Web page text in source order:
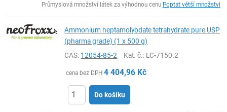
Průmyslová množství látek za výhodnou cenu Poptat větší množství
Ammonium heptamolybdate tetrahydrate pure USP
(pharma grade) (1 x 500 g)
CAS: 12054-85-2 Kat. č.: LC-7150.2
cena bez DPH 4 404,96 Kč
Do košíku